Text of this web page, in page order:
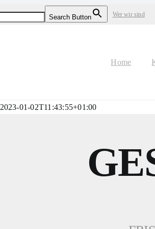
Search Button Wer wir sind
Home
2023-01-02T11:43:55+01:00